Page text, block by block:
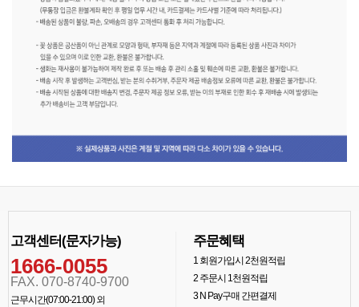
고객센터(문자가능)
1666-0055
FAX. 070-8740-9700
근무시간(07:00-21:00) 외
주문혜택
1회원가입시 2천원적립
2주문시 1천원적립
3N Pay구매 간편결제